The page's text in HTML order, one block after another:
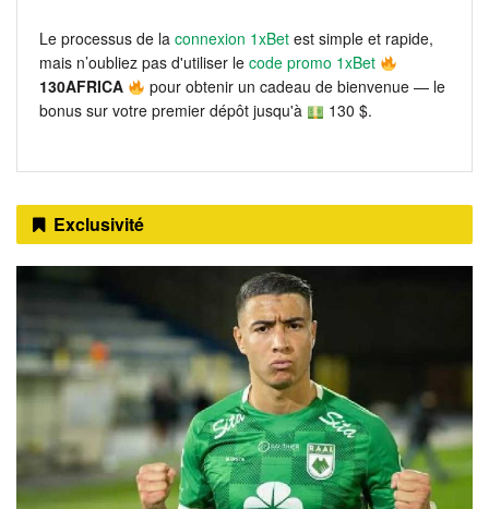
Le processus de la connexion 1xBet est simple et rapide,
mais n’oubliez pas d'utiliser le code promo 1xBet
130AFRICA
pour obtenir un cadeau de bienvenue — le
bonus sur votre premier dépôt jusqu'à
130 $.
Exclusivité